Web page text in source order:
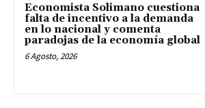
Economista Solimano cuestiona
falta de incentivo a la demanda
en lo nacional y comenta
paradojas de la economía global
6 Agosto, 2026